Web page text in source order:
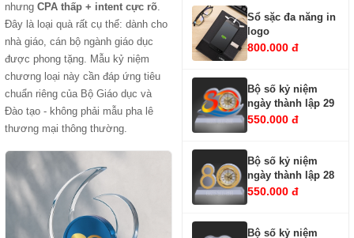
nhưng CPA thấp + intent cực rõ.
Đây là loại quà rất cụ thể: dành cho
nhà giáo, cán bộ ngành giáo dục
được phong tặng. Mẫu kỷ niệm
chương loại này cần đáp ứng tiêu
chuẩn riêng của Bộ Giáo dục và
Đào tạo - không phải mẫu pha lê
thương mại thông thường.
Sổ sặc đa năng in
logo
800.000 đ
Bộ số kỷ niệm
ngày thành lập 29
550.000 đ
Bộ số kỷ niệm
ngày thành lập 28
550.000 đ
Bộ số kỷ niệm